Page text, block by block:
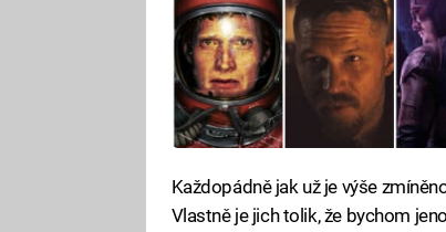
Každopádně jak už je výše
Vlastně je jich tolik, že bychom